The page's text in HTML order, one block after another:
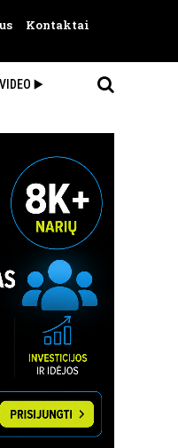
Kontaktai
VIDEO ▶️